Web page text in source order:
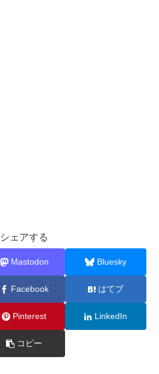
シェアする
Mastodon Bluesky
Facebook はてブ
Pinterest LinkedIn
コピー